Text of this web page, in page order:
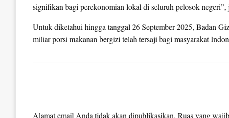
signifikan bagi perekonomian lokal di seluruh pelosok negeri”,
Untuk diketahui hingga tanggal 26 September 2025, Badan
miliar porsi makanan bergizi telah tersaji bagi masyarakat
Alamat email Anda tidak akan dipublikasikan. Ruas yang